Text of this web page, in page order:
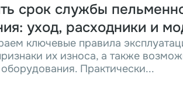
срок службы
уход, расходники и
ключевые правила
их износа, а также
Практически...